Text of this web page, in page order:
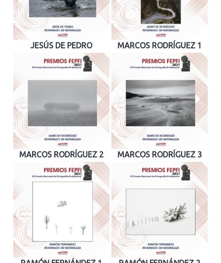
JESÚS DE PEDRO MARCOS RODRÍGUEZ 1
MARCOS RODRÍGUEZ 2 MARCOS RODRÍGUEZ 3